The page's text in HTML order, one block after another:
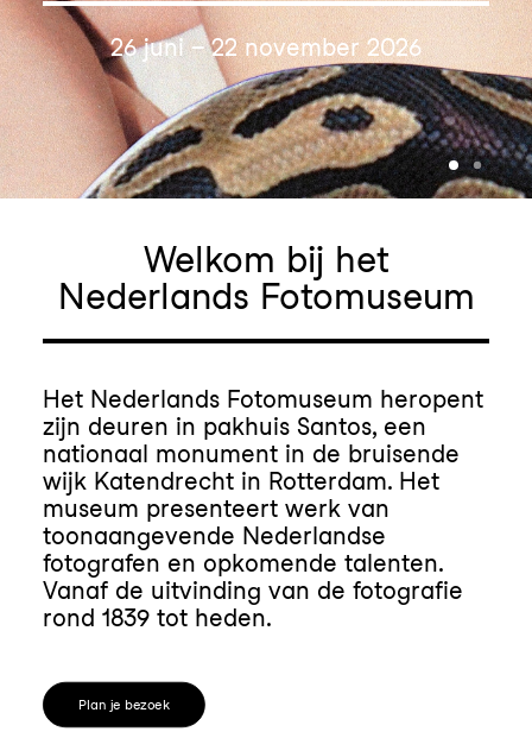
26 juni – 22 november 2026
Welkom bij het
Nederlands Fotomuseum
Het Nederlands Fotomuseum heropent
zijn deuren in pakhuis Santos, een
nationaal monument in de bruisende
wijk Katendrecht in Rotterdam. Het
museum presenteert werk van
toonaangevende Nederlandse
fotografen en opkomende talenten.
Vanaf de uitvinding van de fotografie
rond 1839 tot heden.
Plan je bezoek